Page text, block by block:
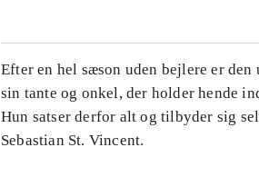
Efter en hel sæson uden bejlere er
sin tante og onkel, der holder hende
Hun satser derfor alt og tilbyder sig
Sebastian St. Vincent.